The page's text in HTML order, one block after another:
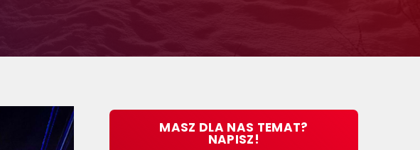
MASZ DLA NAS TEMAT?
NAPISZ!